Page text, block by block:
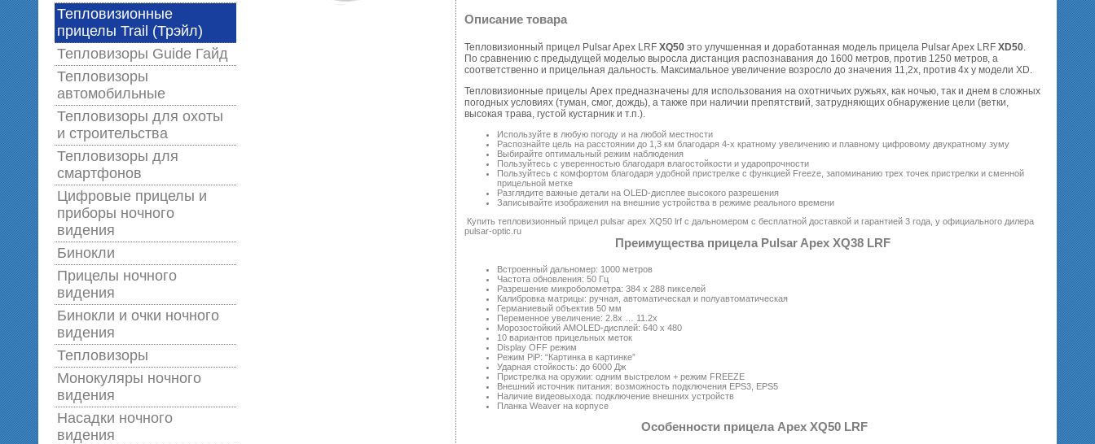
Тепловизионные
прицелы Trail (Трэйл)
Тепловизоры Guide Гайд
Тепловизоры
автомобильные
Тепловизоры для охоты
и строительства
Тепловизоры для
смартфонов
Цифровые прицелы и
приборы ночного
видения
Бинокли
Прицелы ночного
видения
Бинокли и очки ночного
видения
Тепловизоры
Монокуляры ночного
видения
Насадки ночного
видения
Описание товара
Тепловизионный прицел Pulsar Apex LRF XQ50 это улучшенная и доработанная модель прицела Pulsar Apex LRF XD50.
По сравнению с предыдущей моделью выросла дистанция распознавания до 1600 метров, против 1250 метров, а
соответственно и прицельная дальность. Максимальное увеличение возросло до значения 11,2х, против 4х у модели XD.
Тепловизионные прицелы Apex предназначены для использования на охотничьих ружьях, как ночью, так и днем в сложных
погодных условиях (туман, смог, дождь), а также при наличии препятствий, затрудняющих обнаружение цели (ветки,
высокая трава, густой кустарник и т.п.).
Используйте в любую погоду и на любой местности
Распознайте цель на расстоянии до 1,3 км благодаря 4-х кратному увеличению и плавному цифровому двукратному зуму
Выбирайте оптимальный режим наблюдения
Пользуйтесь с уверенностью благодаря влагостойкости и ударопрочности
Пользуйтесь с комфортом благодаря удобной пристрелке с функцией Freeze, запоминанию трех точек пристрелки и сменной
прицельной метке
Разглядите важные детали на OLED-дисплее высокого разрешения
Записывайте изображения на внешние устройства в режиме реального времени
Купить тепловизионный прицел pulsar apex XQ50 lrf с дальномером с бесплатной доставкой и гарантией 3 года, у официального дилера
pulsar-optic.ru
Преимущества прицела Pulsar Apex XQ38 LRF
Встроенный дальномер: 1000 метров
Частота обновления: 50 Гц
Разрешение микроболометра: 384 х 288 пикселей
Калибровка матрицы: ручная, автоматическая и полуавтоматическая
Германиевый объектив 50 мм
Переменное увеличение: 2.8x … 11.2x
Морозостойкий AMOLED-дисплей: 640 х 480
10 вариантов прицельных меток
Display OFF режим
Режим PiP: “Картинка в картинке”
Ударная стойкость: до 6000 Дж
Пристрелка на оружии: одним выстрелом + режим FREEZE
Внешний источник питания: возможность подключения EPS3, EPS5
Наличие видеовыхода: подключение внешних устройств
Планка Weaver на корпусе
Особенности прицела Apex XQ50 LRF